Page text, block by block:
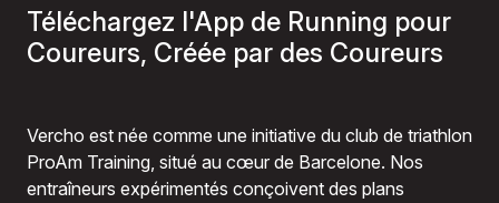
Téléchargez l'App de Running pour
Coureurs, Créée par des Coureurs
Vercho est née comme une initiative du club de triathlon
ProAm Training, situé au cœur de Barcelone. Nos
entraîneurs expérimentés conçoivent des plans